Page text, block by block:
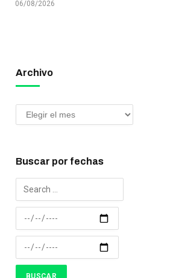
06/08/2026
Archivo
Buscar por fechas